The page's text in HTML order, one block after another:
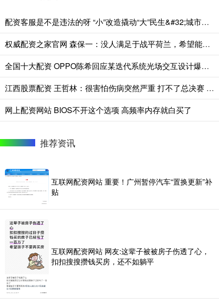
配资客服是不是违法的呀 “小”改造撬动“大”民生&#32;城市微更新切实提升群众“幸福感+获得感”
权威配资之家官网 森保一：没人满足于战平荷兰，希望能把上届苦涩教训用到这次比赛
全国十大配资 OPPO陈希回应某迭代系统光场交互设计爆料，称17改动不会很大
江西股票配资 王哲林：很害怕伤病突然严重 打不了总决赛 我不会后悔带伤出战
网上配资网站 BIOS不开这个选项 高频率内存就白买了
推荐资讯
互联网配资网站 重要！广州暂停汽车“置换更新”补
贴
互联网配资网站 网友:这辈子被被房子伤透了心，
扣扣搜搜攒钱买房，还不如躺平